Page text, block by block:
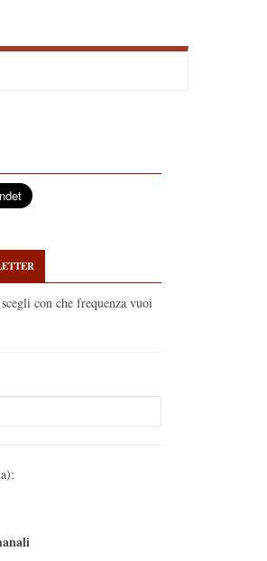
con che frequenza vuoi